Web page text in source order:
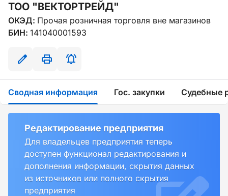
ТОО "ВЕКТОРТРЕЙД"
ОКЭД: Прочая розничная торговля вне магазинов
БИН: 141040001593
Сводная информация Гос. закупки Судебные
Редактирование предприятия
Для владельцев предприятия теперь
доступен функционал редактирования и
дополнения информации, скрытия данных
из источников или полного скрытия
предприятия